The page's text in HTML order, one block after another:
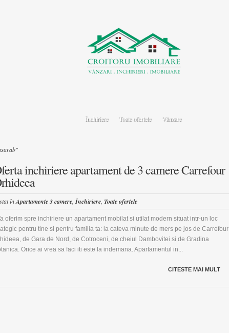
Închiriere Toate ofertele Vânzare
inchiriere apartament de 3 camere Carrefour
înApartamente 3 camere Închiriere Toate ofertele
oferim spre inchiriere un apartament mobilat si utilat modern situat intr-un loc
pentru tine si pentru familia ta: la cateva minute de mers pe jos de Carrefour
de Gara de Nord, de Cotroceni, de cheiul Dambovitei si de Gradina
Orice ai vrea sa faci iti este la indemana. Apartamentul in...
CITESTE MAI MULT